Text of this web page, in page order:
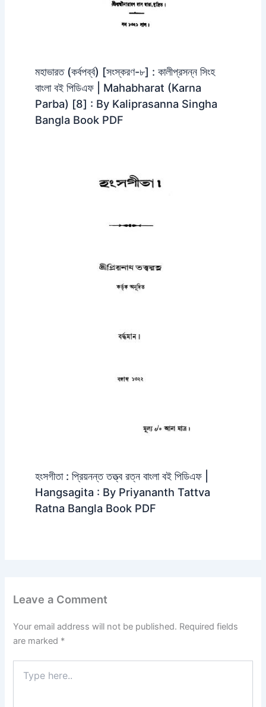
মহাভারত (কর্বপর্ব্ব) [সংস্করণ-৮] : কালীপ্রসন্ন সিংহ
বাংলা বই পিডিএফ | Mahabharat (Karna
Parba) [8] : By Kaliprasanna Singha
Bangla Book PDF
হংসগীতা : প্রিয়নন্ত তত্ত্ব রত্ন বাংলা বই পিডিএফ |
Hangsagita : By Priyananth Tattva
Ratna Bangla Book PDF
Leave a Comment
Your email address will not be published. Required fields
are marked *
here..